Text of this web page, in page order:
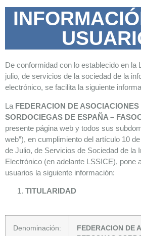
De conformidad con lo establecido en la
julio, de servicios de la sociedad de la
electrónico, se facilita la siguiente
La FEDERACION DE
SORDOCIEGAS DE ESPAÑA –
presente página web y todos sus
web”), en cumplimiento del artículo 10
de Julio, de Servicios de Sociedad de la
Electrónico (en adelante LSSICE), pone
usuarios la siguiente información:
TITULARIDAD
Denominación:
FEDERACION DE